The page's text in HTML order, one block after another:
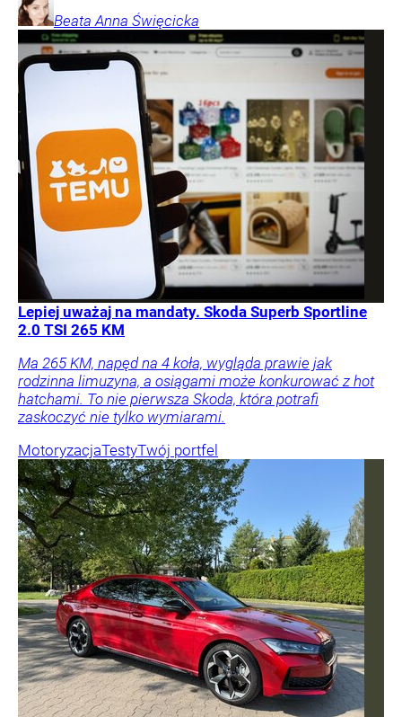
Beata Anna Święcicka
Lepiej uważaj na mandaty. Skoda Superb Sportline
2.0 TSI 265 KM
Ma 265 KM, napęd na 4 koła, wygląda prawie jak
rodzinna limuzyna, a osiągami może konkurować z hot
hatchami. To nie pierwsza Skoda, która potrafi
zaskoczyć nie tylko wymiarami.
MotoryzacjaTestyTwój portfel